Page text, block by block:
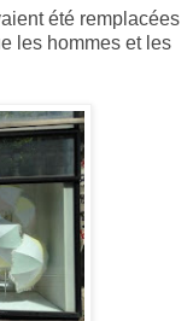
été remplacées
les hommes et les